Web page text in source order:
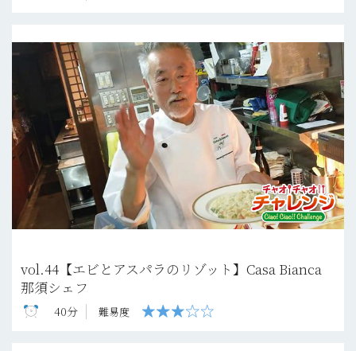
vol.44【エビとアスパラのリゾット】Casa Bianca
那須シェフ
40分 難易度